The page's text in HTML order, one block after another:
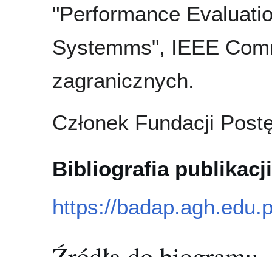
"Performance
Systemms", IEEE
zagranicznych.
Członek Fundacji
Bibliografia publikacji
https://